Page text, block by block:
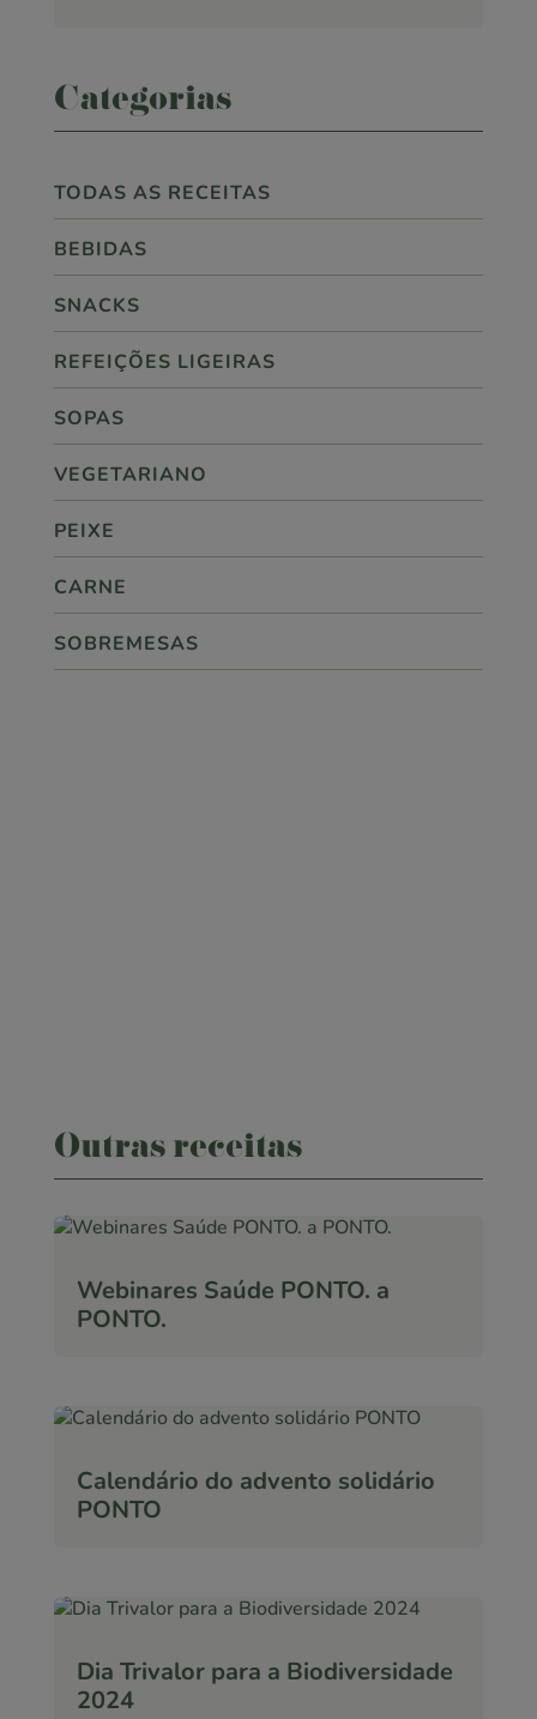
Categorias
TODAS AS RECEITAS
BEBIDAS
SNACKS
REFEIÇÕES LIGEIRAS
SOPAS
VEGETARIANO
PEIXE
CARNE
SOBREMESAS
Outras receitas
Webinares Saúde PONTO. a
PONTO.
Calendário do advento solidário
PONTO
Dia Trivalor para a Biodiversidade
2024